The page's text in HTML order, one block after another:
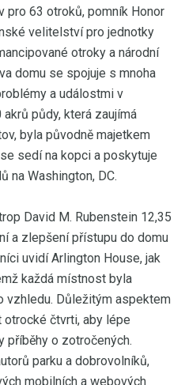
pro 63 otroků, pomník Honor
velitelství pro jednotky
otroky a národní
domu se spojuje s mnoha
a událostmi v
půdy, která zaujímá
byla původně majetkem
sedí na kopci a poskytuje
na Washington, DC.
David M. Rubenstein 12,35
a zlepšení přístupu do domu
uvidí Arlington House, jak
každá místnost byla
vzhledu. Důležitým aspektem
čtvrti, aby lépe
příběhy o zotročených.
parku a dobrovolníků,
mobilních a webových